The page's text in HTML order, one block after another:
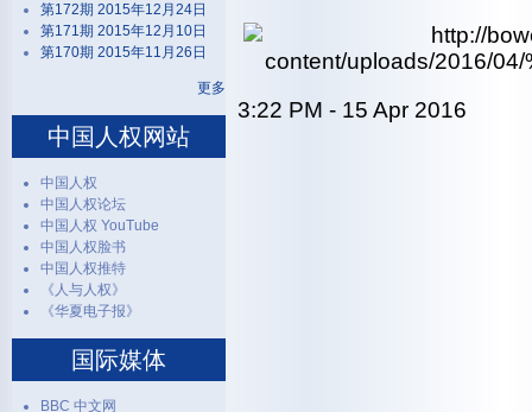
3:22 PM - 15 Apr 2016
第172期 2015年12月24日
第171期 2015年12月10日
第170期 2015年11月26日
更多
中国人权网站
中国人权
中国人权论坛
中国人权 YouTube
中国人权脸书
中国人权推特
《人与人权》
《华夏电子报》
国际媒体
BBC 中文网